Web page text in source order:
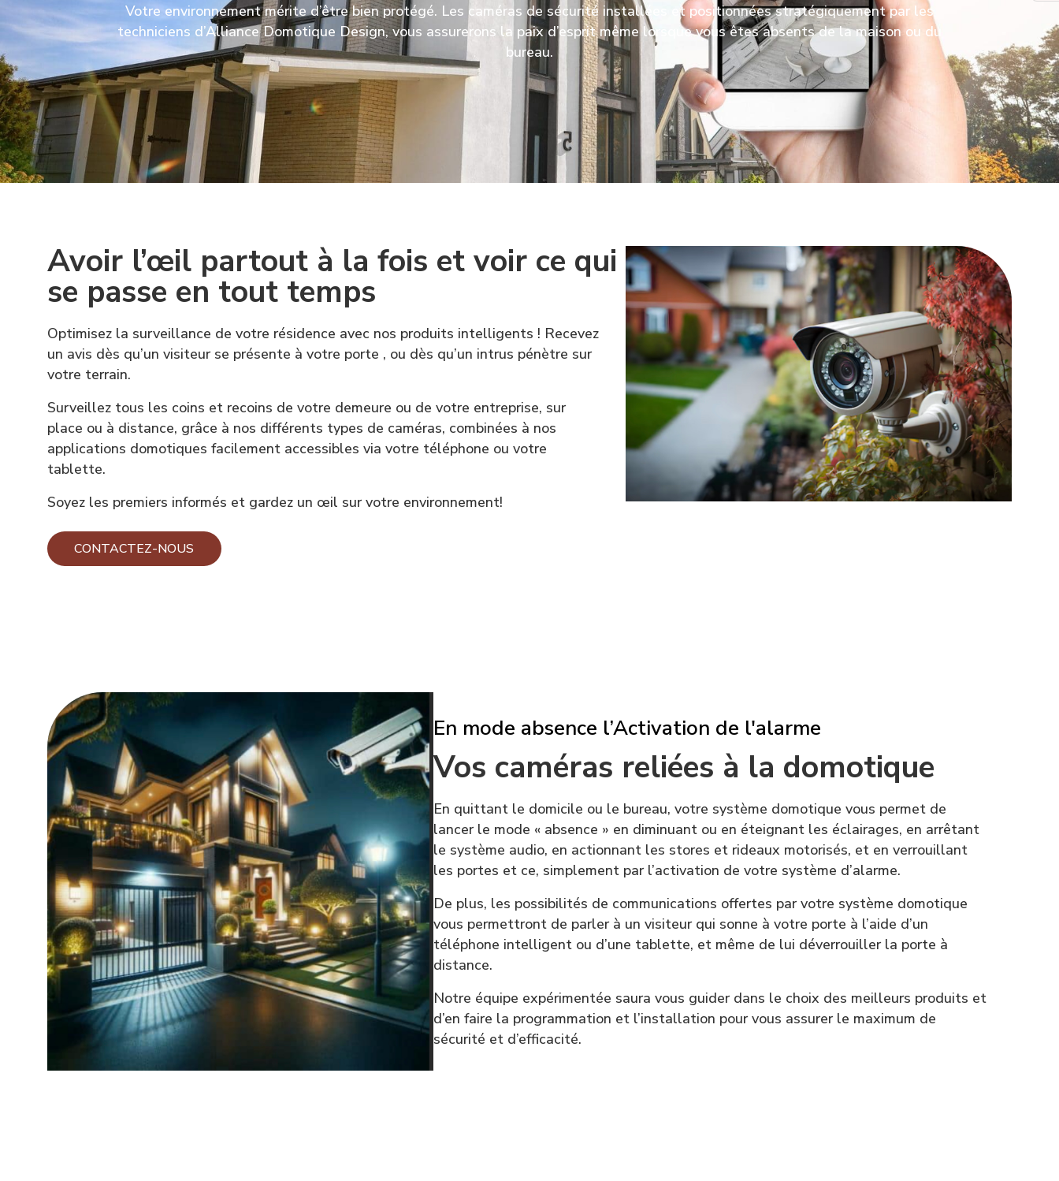
Votre environnement mérite d’être bien protégé. Les caméras de sécurité installées et positionnées stratégiquement par les
techniciens d’Alliance Domotique Design, vous assurerons la paix d’esprit même lorsque vous êtes absents de la maison ou du
bureau.
Avoir l’œil partout à la fois et voir ce qui
se passe en tout temps​
Optimisez la surveillance de votre résidence avec nos produits intelligents ! Recevez
un avis dès qu’un visiteur se présente à votre porte , ou dès qu’un intrus pénètre sur
votre terrain.
Surveillez tous les coins et recoins de votre demeure ou de votre entreprise, sur
place ou à distance, grâce à nos différents types de caméras, combinées à nos
applications domotiques facilement accessibles via votre téléphone ou votre
tablette.
Soyez les premiers informés et gardez un œil sur votre environnement!
CONTACTEZ-NOUS
En mode absence l’Activation de l'alarme
Vos caméras reliées à la domotique
En quittant le domicile ou le bureau, votre système domotique vous permet de
lancer le mode « absence » en diminuant ou en éteignant les éclairages, en arrêtant
le système audio, en actionnant les stores et rideaux motorisés, et en verrouillant
les portes et ce, simplement par l’activation de votre système d’alarme.
De plus, les possibilités de communications offertes par votre système domotique
vous permettront de parler à un visiteur qui sonne à votre porte à l’aide d’un
téléphone intelligent ou d’une tablette, et même de lui déverrouiller la porte à
distance.
Notre équipe expérimentée saura vous guider dans le choix des meilleurs produits et
d’en faire la programmation et l’installation pour vous assurer le maximum de
sécurité et d’efficacité.